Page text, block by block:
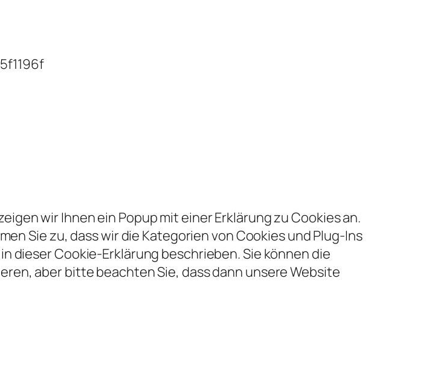
wir Ihnen ein Popup mit einer Erklärung zu Cookies an.
Sie zu, dass wir die Kategorien von Cookies und Plug-Ins
dieser Cookie-Erklärung beschrieben. Sie können die
aber bitte beachten Sie, dass dann unsere Website